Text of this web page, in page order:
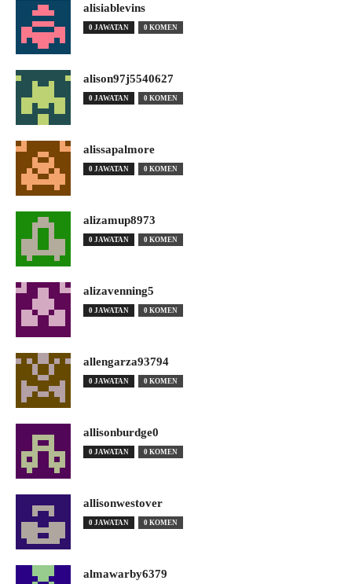
alisiablevins
0 JAWATAN 0 KOMEN
alison97j5540627
0 JAWATAN 0 KOMEN
alissapalmore
0 JAWATAN 0 KOMEN
alizamup8973
0 JAWATAN 0 KOMEN
alizavenning5
0 JAWATAN 0 KOMEN
allengarza93794
0 JAWATAN 0 KOMEN
allisonburdge0
0 JAWATAN 0 KOMEN
allisonwestover
0 JAWATAN 0 KOMEN
almawarby6379